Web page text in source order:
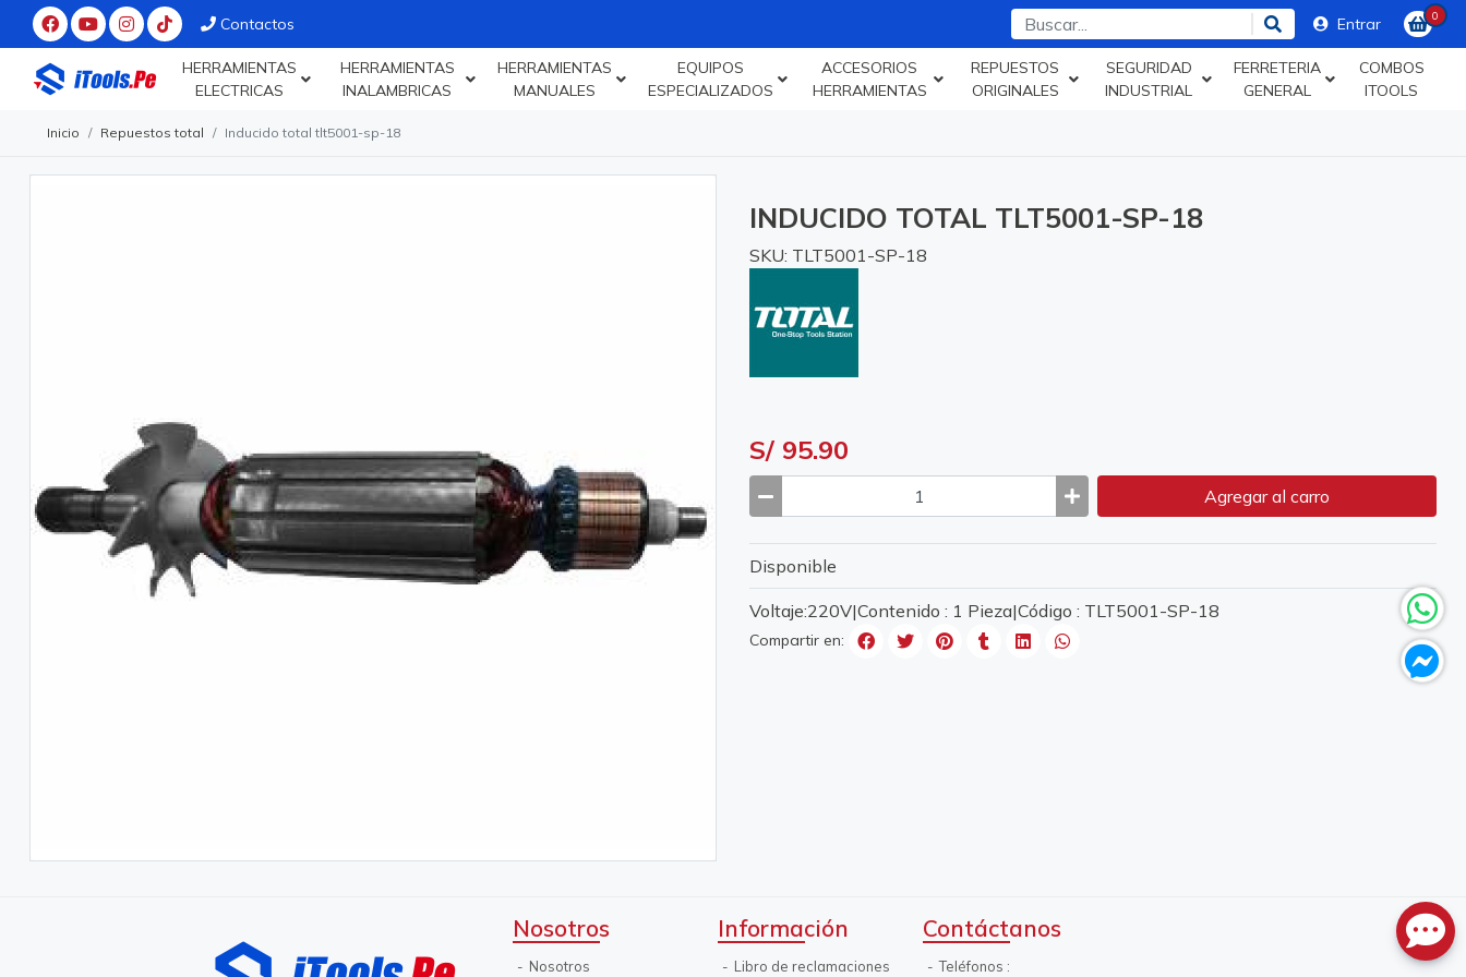
Contactos Entrar 0
HERRAMIENTAS
ELECTRICAS
HERRAMIENTAS
INALAMBRICAS
HERRAMIENTAS
MANUALES
EQUIPOS
ESPECIALIZADOS
ACCESORIOS
HERRAMIENTAS
REPUESTOS
ORIGINALES
SEGURIDAD
INDUSTRIAL
FERRETERIA
GENERAL
COMBOS
ITOOLS
Inicio Repuestos total Inducido total tlt5001-sp-18
INDUCIDO TOTAL TLT5001-SP-18
SKU: TLT5001-SP-18
S/ 95.90
Agregaral carro
Disponible
Voltaje:220V|Contenido : 1 Pieza|Código : TLT5001-SP-18
Compartir en:
Nosotros
Nosotros
Información
Libro de reclamaciones
Contáctanos
Teléfonos